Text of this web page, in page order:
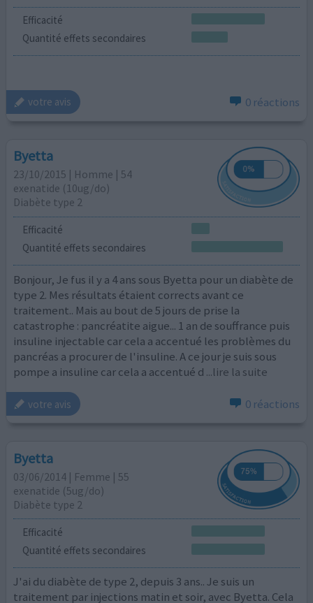
Efficacité
Quantité effets secondaires
votre avis 0 réactions
Byetta
23/10/2015 | Homme | 54
exenatide (10ug/do)
Diabète type 2
Efficacité
Quantité effets secondaires
Bonjour, Je fus il y a 4 ans sous Byetta pour un diabète de
type 2. Mes résultats étaient corrects avant ce
traitement.. Mais au bout de 5 jours de prise la
catastrophe : pancréatite aigue... 1 an de souffrance puis
insuline injectable car cela a accentué les problèmes du
pancréas a procurer de l'insuline. A ce jour je suis sous
pompe a insuline car cela a accentué d ...lire la suite
votre avis 0 réactions
Byetta
03/06/2014 | Femme | 55
exenatide (5ug/do)
Diabète type 2
Efficacité
Quantité effets secondaires
J'ai du diabète de type 2, depuis 3 ans.. Je suis un
traitement par injections matin et soir, avec Byetta. Cela